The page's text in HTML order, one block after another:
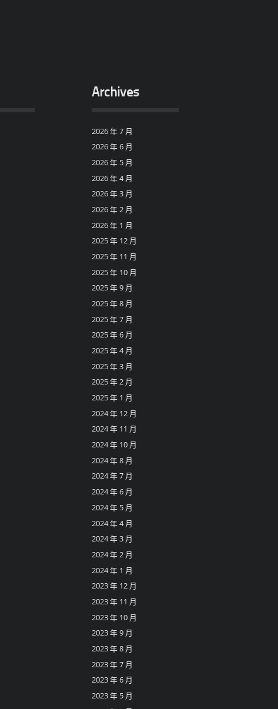
Archives
2026 年 7 月
2026 年 6 月
2026 年 5 月
2026 年 4 月
2026 年 3 月
2026 年 2 月
2026 年 1 月
2025 年 12 月
2025 年 11 月
2025 年 10 月
2025 年 9 月
2025 年 8 月
2025 年 7 月
2025 年 6 月
2025 年 4 月
2025 年 3 月
2025 年 2 月
2025 年 1 月
2024 年 12 月
2024 年 11 月
2024 年 10 月
2024 年 8 月
2024 年 7 月
2024 年 6 月
2024 年 5 月
2024 年 4 月
2024 年 3 月
2024 年 2 月
2024 年 1 月
2023 年 12 月
2023 年 11 月
2023 年 10 月
2023 年 9 月
2023 年 8 月
2023 年 7 月
2023 年 6 月
2023 年 5 月